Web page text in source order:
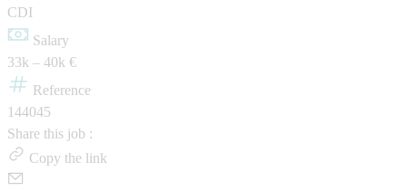
CDI
Salary
33k – 40k €
Reference
144045
Share this job :
Copy the link